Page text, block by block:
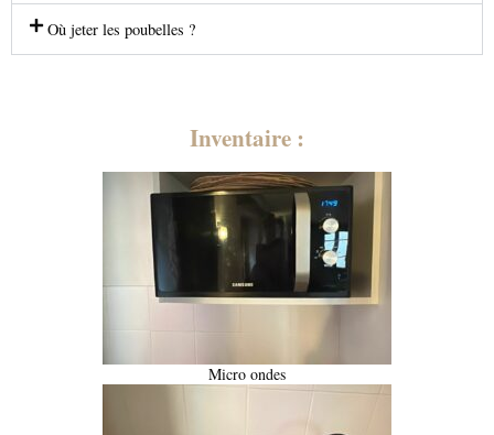
Où jeter les poubelles ?
Inventaire :
Micro ondes